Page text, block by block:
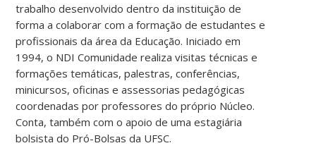
trabalho desenvolvido dentro da instituição de
forma a colaborar com a formação de estudantes e
profissionais da área da Educação. Iniciado em
1994, o NDI Comunidade realiza visitas técnicas e
formações temáticas, palestras, conferências,
minicursos, oficinas e assessorias pedagógicas
coordenadas por professores do próprio Núcleo.
Conta, também com o apoio de uma estagiária
bolsista do Pró-Bolsas da UFSC.